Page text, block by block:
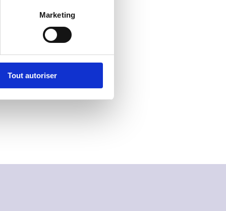
Marketing
Tout autoriser